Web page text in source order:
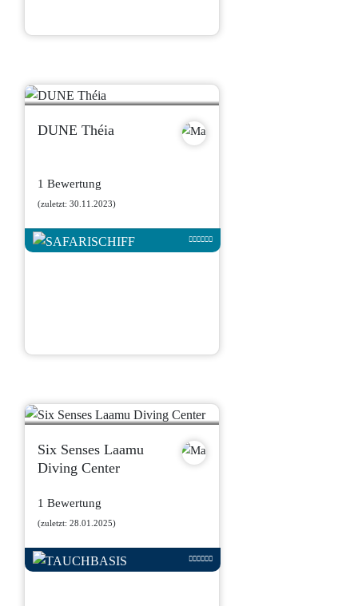
DUNE Théia
1 Bewertung
(zuletzt: 30.11.2023)
Six Senses Laamu
Diving Center
1 Bewertung
(zuletzt: 28.01.2025)